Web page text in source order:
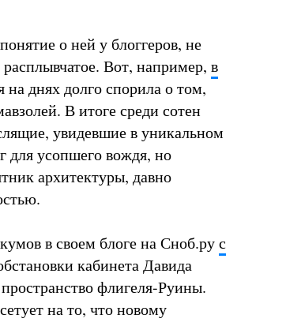
о ней у блоггеров, не
Вот, например, в
на днях долго спорила о том,
В итоге среди сотен
увидевшие в уникальном
для усопшего вождя, но
архитектуры, давно
в своем блоге на Сноб.рус
кабинета Давида
флигеля-Руины.
на то, что новому